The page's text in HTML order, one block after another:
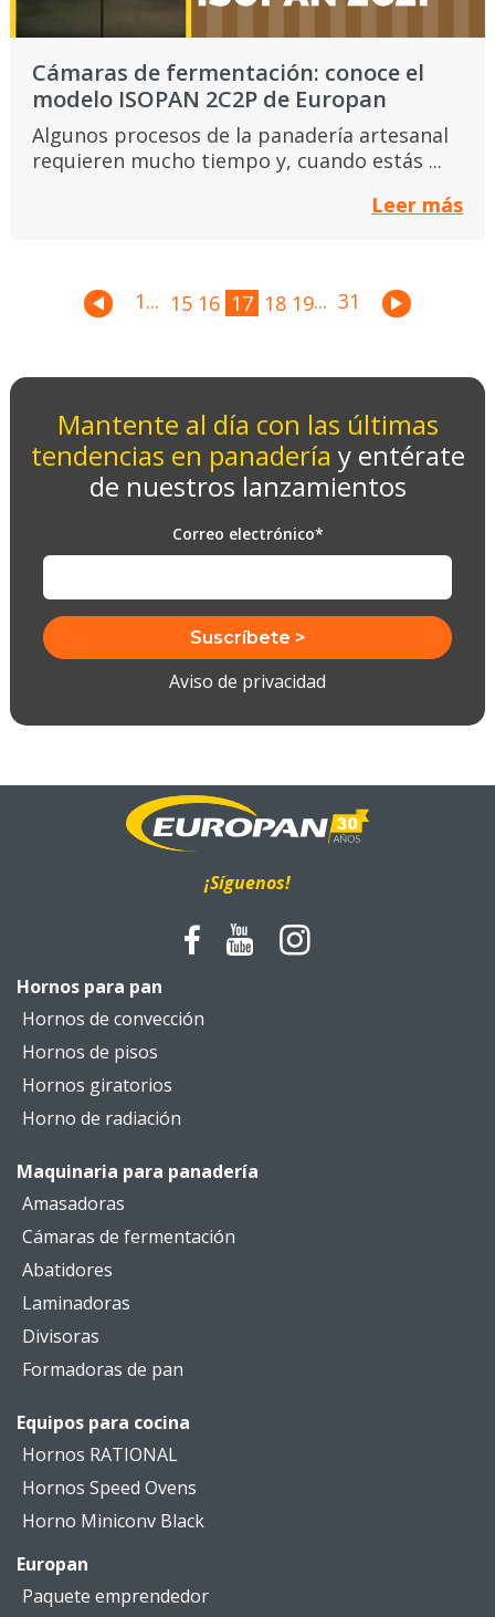
Cámaras de fermentación: conoce el
modelo ISOPAN 2C2P de Europan
Algunos procesos de la panadería artesanal
requieren mucho tiempo y, cuando estás ...
Leer más
1... 15 16 17 18 19... 31
Mantente al día con las últimas
tendencias en panadería y entérate
de nuestros lanzamientos
Correo electrónico*
Aviso de privacidad
¡Síguenos!
Hornos para pan
Hornos de convección
Hornos de pisos
Hornos giratorios
Horno de radiación
Maquinaria para panadería
Amasadoras
Cámaras de fermentación
Abatidores
Laminadoras
Divisoras
Formadoras de pan
Equipos para cocina
Hornos RATIONAL
Hornos Speed Ovens
Horno Miniconv Black
Europan
Paquete emprendedor